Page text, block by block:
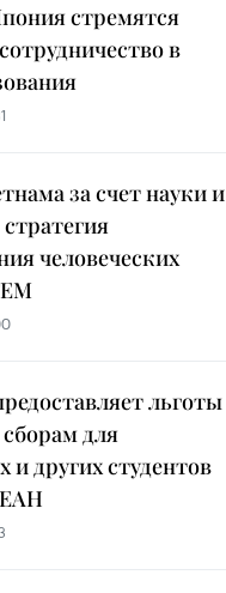
стремятся
в
за счет науки и
человеческих
льготы
для
и других студентов